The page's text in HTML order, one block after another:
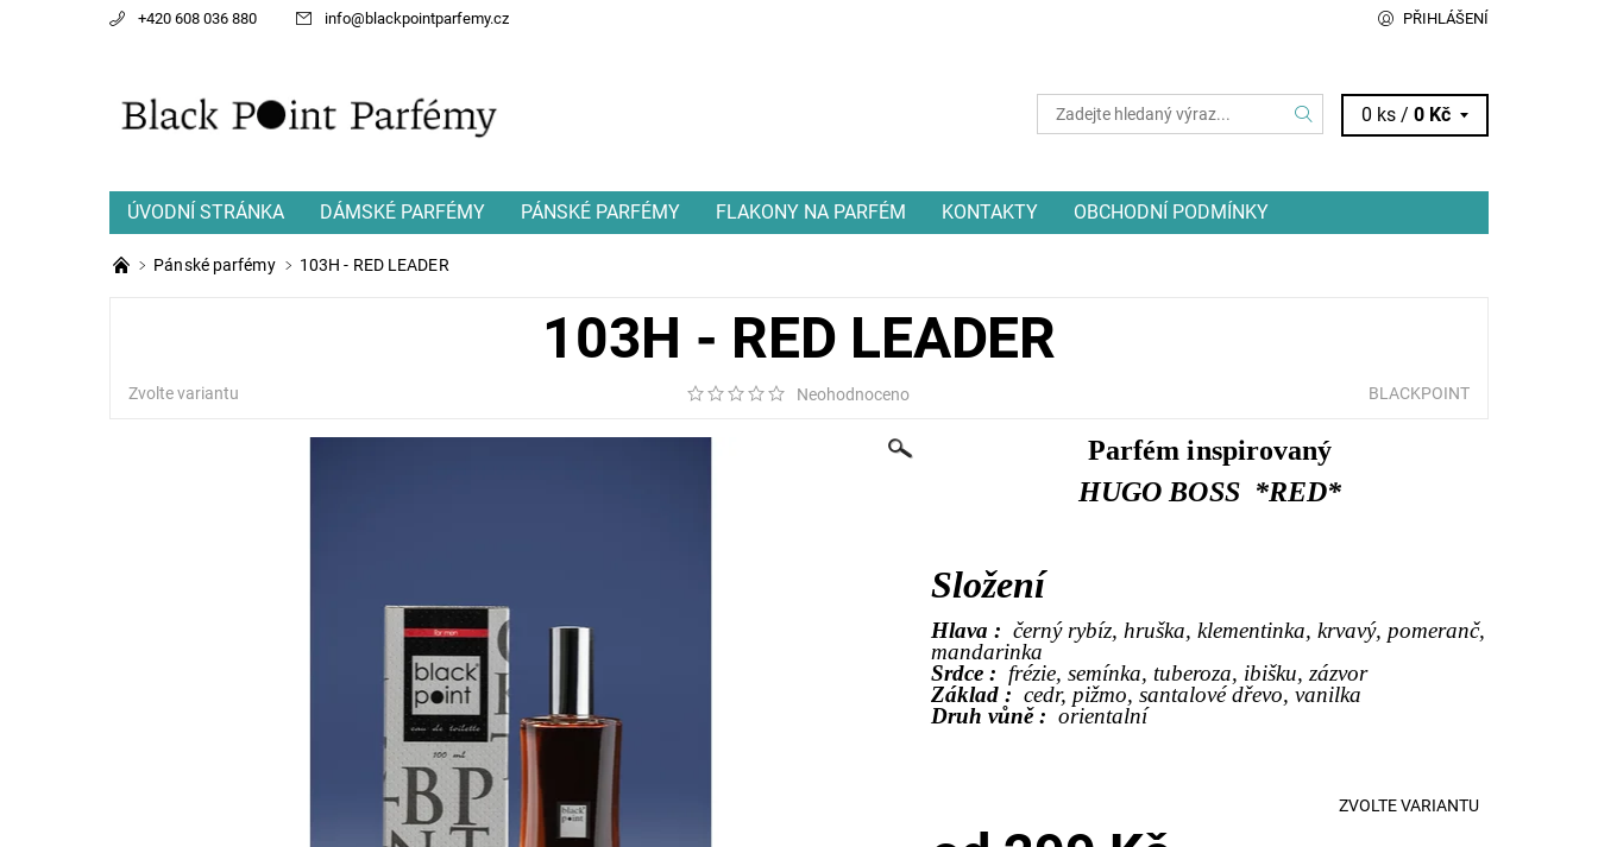
+420 608 036 880 info@ blackpointparfemy.cz PŘIHLÁŠENÍ
0 ks /0 Kč
ÚVODNÍ STRÁNKA DÁMSKÉ PARFÉMY PÁNSKÉ PARFÉMY FLAKONY NA PARFÉM KONTAKTY OBCHODNÍ PODMÍNKY
Pánské parfémy 103H - RED LEADER
103H - RED LEADER
Zvolte variantu Neohodnoceno BLACKPOINT
Parfém inspirovaný
HUGO BOSS *RED*
Složení
Hlava :černý rybíz, hruška, klementinka, krvavý, pomeranč,
mandarinka
Srdce : frézie, semínka, tuberoza, ibišku, zázvor
Základ :cedr, pižmo, santalové dřevo, vanilka
Druh vůně :orientalní
ZVOLTE VARIANTU